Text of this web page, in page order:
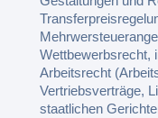
Wettbewerbsrecht,
Arbeitsrecht
Vertriebsverträge,
staatlichen